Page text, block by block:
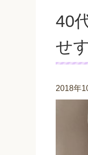
40
せ
2018年